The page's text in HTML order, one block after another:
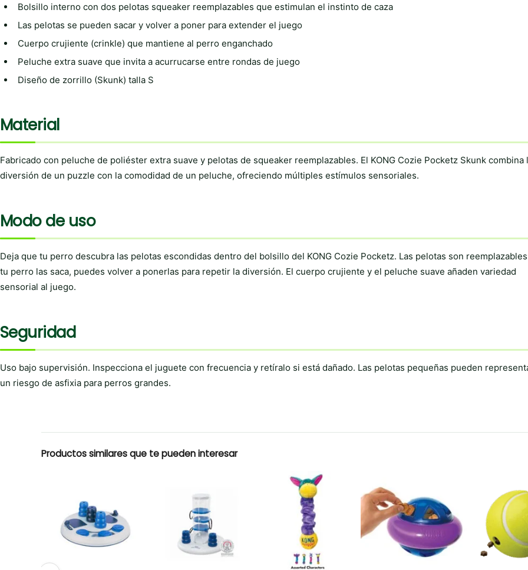
Bolsillo interno con dos pelotas squeaker reemplazables que estimulan el instinto de caza
Las pelotas se pueden sacar y volver a poner para extender el juego
Cuerpo crujiente (crinkle) que mantiene al perro enganchado
Peluche extra suave que invita a acurrucarse entre rondas de juego
Diseño de zorrillo (Skunk) talla S
Material
Fabricado con peluche de poliéster extra suave y pelotas de squeaker reemplazables. El KONG Cozie Pocketz Skunk combina
diversión de un puzzle con la comodidad de un peluche, ofreciendo múltiples estímulos sensoriales.
Modo de uso
Deja que tu perro descubra las pelotas escondidas dentro del bolsillo del KONG Cozie Pocketz. Las pelotas son
tu perro las saca, puedes volver a ponerlas para repetir la diversión. El cuerpo crujiente y el peluche suave añaden variedad
sensorial al juego.
Seguridad
Uso bajo supervisión. Inspecciona el juguete con frecuencia y retíralo si está dañado. Las pelotas pequeñas pueden
un riesgo de asfixia para perros grandes.
Productos similares que te pueden interesar